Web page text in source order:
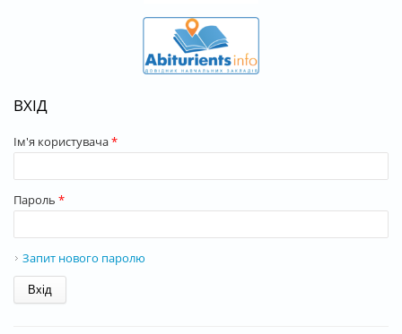
ВХІД
Ім'я користувача*
Пароль *
Запит нового паролю